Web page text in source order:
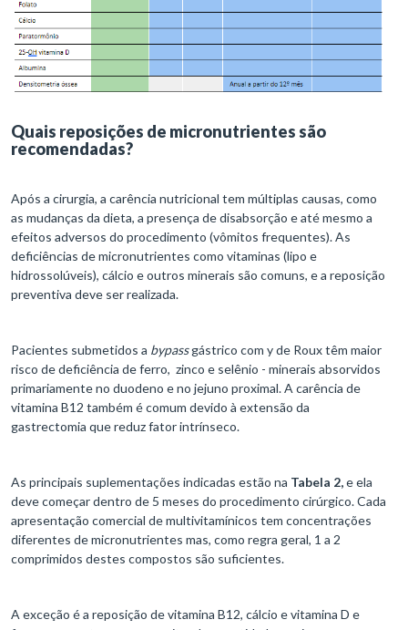
Quais reposições de micronutrientes são
recomendadas?
Após a cirurgia, a carência nutricional tem múltiplas causas, como
as mudanças da dieta, a presença de disabsorção e até mesmo a
efeitos adversos do procedimento (vômitos frequentes). As
deficiências de micronutrientes como vitaminas (lipo e
hidrossolúveis), cálcio e outros minerais são comuns, e a reposição
preventiva deve ser realizada.
Pacientes submetidos a bypassgástrico com y de Roux têm maior
risco de deficiência de ferro, zinco e selênio - minerais absorvidos
primariamente no duodeno e no jejuno proximal. A carência de
vitamina B12 também é comum devido à extensão da
gastrectomia que reduz fator intrínseco.
As principais suplementações indicadas estão na Tabela 2,e ela
deve começar dentro de 5 meses do procedimento cirúrgico. Cada
apresentação comercial de multivitamínicos tem concentrações
diferentes de micronutrientes mas, como regra geral, 1 a 2
comprimidos destes compostos são suficientes.
A exceção é a reposição de vitamina B12, cálcio e vitamina D e